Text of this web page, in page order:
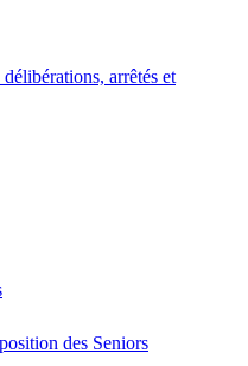
arrêtés et
des Seniors